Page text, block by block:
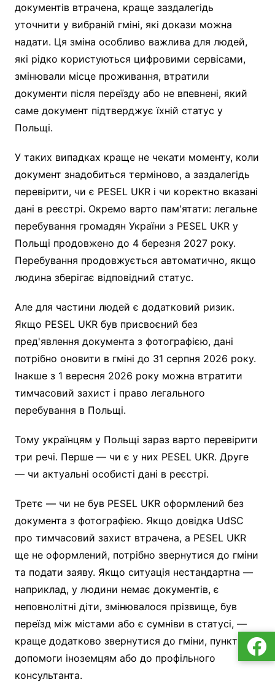
документів втрачена, краще заздалегідь
уточнити у вибраній гміні, які докази можна
надати. Ця зміна особливо важлива для людей,
які рідко користуються цифровими сервісами,
змінювали місце проживання, втратили
документи після переїзду або не впевнені, який
саме документ підтверджує їхній статус у
Польщі.
У таких випадках краще не чекати моменту, коли
документ знадобиться терміново, а заздалегідь
перевірити, чи є PESEL UKR і чи коректно вказані
дані в реєстрі. Окремо варто пам'ятати: легальне
перебування громадян України з PESEL UKR у
Польщі продовжено до 4 березня 2027 року.
Перебування продовжується автоматично, якщо
людина зберігає відповідний статус.
Але для частини людей є додатковий ризик.
Якщо PESEL UKR був присвоєний без
пред'явлення документа з фотографією, дані
потрібно оновити в гміні до 31 серпня 2026 року.
Інакше з 1 вересня 2026 року можна втратити
тимчасовий захист і право легального
перебування в Польщі.
Тому українцям у Польщі зараз варто перевірити
три речі. Перше — чи є у них PESEL UKR. Друге
— чи актуальні особисті дані в реєстрі.
Третє — чи не був PESEL UKR оформлений без
документа з фотографією. Якщо довідка UdSC
про тимчасовий захист втрачена, а PESEL UKR
ще не оформлений, потрібно звернутися до гміни
та подати заяву. Якщо ситуація нестандартна —
наприклад, у людини немає документів, є
неповнолітні діти, змінювалося прізвище, був
переїзд між містами або є сумніви в статусі, —
краще додатково звернутися до гміни, пункту
допомоги іноземцям або до профільного
консультанта.